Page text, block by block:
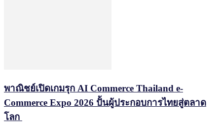
พาณิชย์เปิดเกมรุก AI Commerce Thailand e-
Commerce Expo 2026 ปั้นผู้ประกอบการไทยสู่ตลาด
โลก